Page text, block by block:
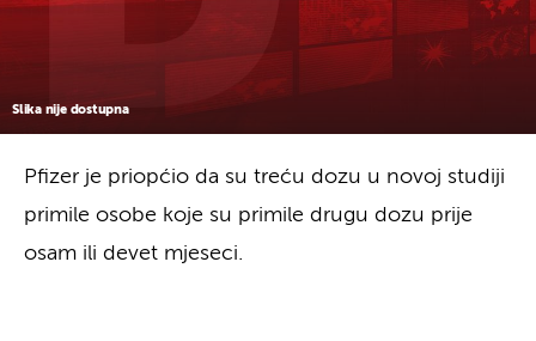
Slika nije dostupna
Pfizer je priopćio da su treću dozu u novoj studiji
primile osobe koje su primile drugu dozu prije
osam ili devet mjeseci.